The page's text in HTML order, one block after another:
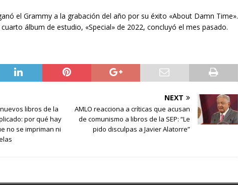
el Grammy a la grabación del año por su éxito «About Damn Time».
álbum de estudio, «Special» de 2022, concluyó el mes pasado.
libros de la
por qué hay
no se impriman ni
NEXT
AMLO reacciona a críticas que acusan
de comunismo a libros de la SEP: “Le
pido disculpas a Javier Alatorre”